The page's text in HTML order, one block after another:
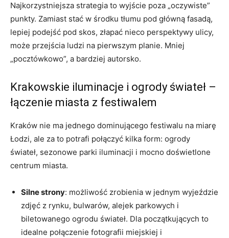
Najkorzystniejsza strategia to wyjście poza „oczywiste”
punkty. Zamiast stać w środku tłumu pod główną fasadą,
lepiej podejść pod skos, złapać nieco perspektywy ulicy,
może przejścia ludzi na pierwszym planie. Mniej
„pocztówkowo”, a bardziej autorsko.
Krakowskie iluminacje i ogrody świateł –
łączenie miasta z festiwalem
Kraków nie ma jednego dominującego festiwalu na miarę
Łodzi, ale za to potrafi połączyć kilka form: ogrody
świateł, sezonowe parki iluminacji i mocno doświetlone
centrum miasta.
Silne strony: możliwość zrobienia w jednym wyjeździe
zdjęć z rynku, bulwarów, alejek parkowych i
biletowanego ogrodu świateł. Dla początkujących to
idealne połączenie fotografii miejskiej i